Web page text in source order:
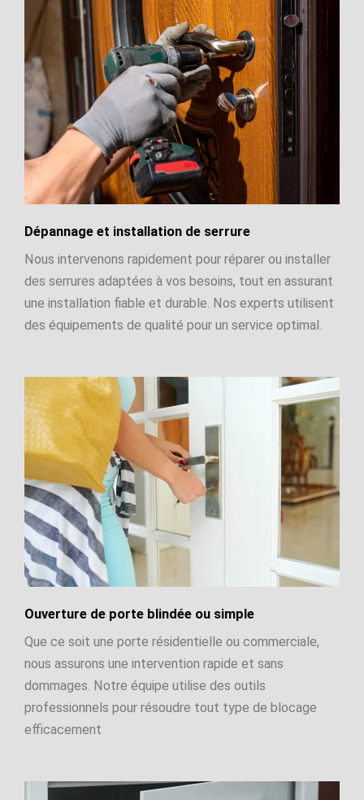
Dépannage et installation de serrure
Nous intervenons rapidement pour réparer ou installer
des serrures adaptées à vos besoins, tout en assurant
une installation fiable et durable. Nos experts utilisent
des équipements de qualité pour un service optimal.
Ouverture de porte blindée ou simple
Que ce soit une porte résidentielle ou commerciale,
nous assurons une intervention rapide et sans
dommages. Notre équipe utilise des outils
professionnels pour résoudre tout type de blocage
efficacement